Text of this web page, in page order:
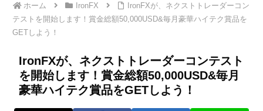
ホーム IronFX
IronFXが、ネクストトレーダーコン
テストを開始します！賞金総額50,000USD&毎月豪華ハイテク賞品を
GETしよう！
IronFXが、ネクストトレーダーコンテスト
を開始します！賞金総額50,000USD&毎月
豪華ハイテク賞品をGETしよう！